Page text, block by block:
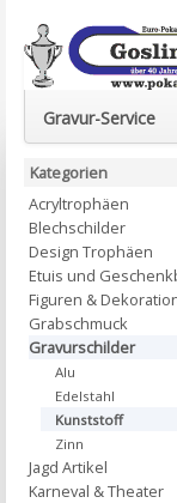
Euro-Pokale &
Gravur-Service
Kategorien
Acryltrophäen
Blechschilder
Design Trophäen
Etuis und
Figuren &
Grabschmuck
Gravurschilder
Alu
Edelstahl
Kunststoff
Zinn
Jagd Artikel
Karneval & Theater